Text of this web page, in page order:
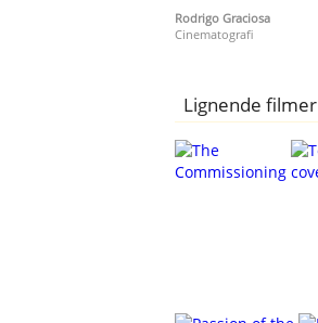
Rodrigo Graciosa
Cinematografi
Lignende filmer